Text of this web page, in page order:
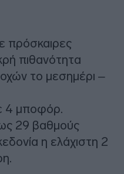
πρόσκαιρες
πιθανότητα
το μεσημέρι –
4 μποφόρ.
29 βαθμούς
η ελάχιστη 2